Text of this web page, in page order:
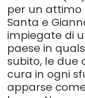
per un attimo
Santa e
impiegate di
paese in
subito, le due
cura in ogni
apparse